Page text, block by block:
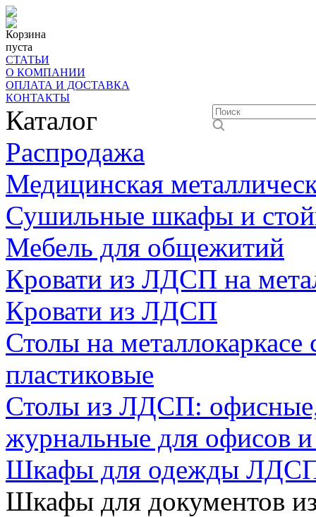
Корзина
пуста
СТАТЬИ
О КОМПАНИИ
ОПЛАТА И ДОСТАВКА
КОНТАКТЫ
Каталог
Распродажа
Медицинская
Сушильные шкафы и
Мебель для общежитий
Кровати из ЛДСП на
Кровати из ЛДСП
Столы на
пластиковые
Столы из ЛДСП:
журнальные для офисов
Шкафы для одежды
Шкафы для документов